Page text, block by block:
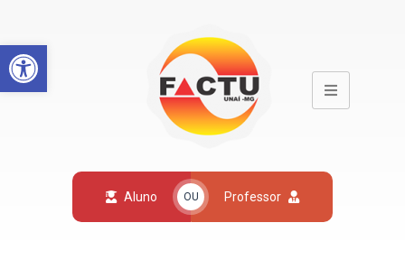
Open toolbar
Aluno OU Professor